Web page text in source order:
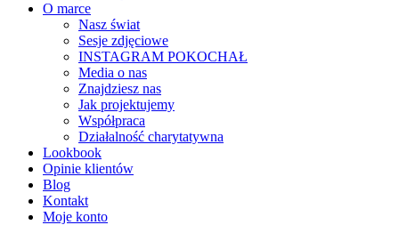
O marce
Nasz świat
Sesje zdjęciowe
INSTAGRAM POKOCHAŁ
Media o nas
Znajdziesz nas
Jak projektujemy
Współpraca
Działalność charytatywna
Lookbook
Opinie klientów
Blog
Kontakt
Moje konto